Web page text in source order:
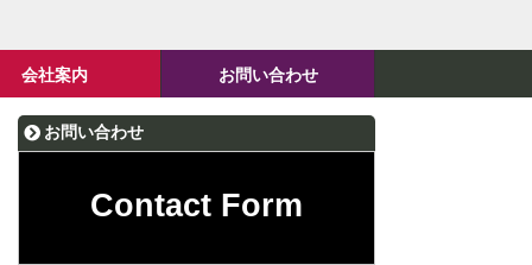
会社案内 お問い合わせ
お問い合わせ
Contact Form